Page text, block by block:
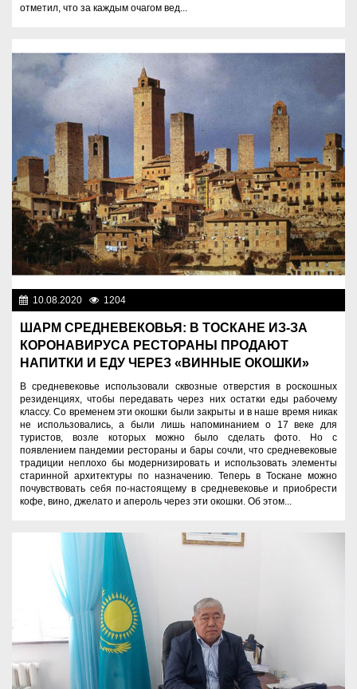
отметил, что за каждым очагом вед...
10.08.2020 1204
ШАРМ СРЕДНЕВЕКОВЬЯ: В ТОСКАНЕ ИЗ-ЗА
КОРОНАВИРУСА РЕСТОРАНЫ ПРОДАЮТ
НАПИТКИ И ЕДУ ЧЕРЕЗ «ВИННЫЕ ОКОШКИ»
В средневековье использовали сквозные отверстия в роскошных
резиденциях, чтобы передавать через них остатки еды рабочему
классу. Со временем эти окошки были закрыты и в наше время никак
не использовались, а были лишь напоминанием о 17 веке для
туристов, возле которых можно было сделать фото. Но с
появлением пандемии рестораны и бары сочли, что средневековые
традиции неплохо бы модернизировать и использовать элементы
старинной архитектуры по назначению. Теперь в Тоскане можно
почувствовать себя по-настоящему в средневековье и приобрести
кофе, вино, джелато и апероль через эти окошки. Об этом...